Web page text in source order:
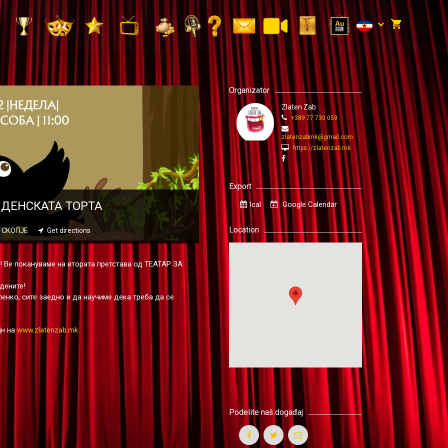
ТОРТА
СКОПЈЕ Get directions
покануваме на втората претстава од ТЕАТАР ЗА
сите заедно и да научиме дека треба да се
на www.zlatenzab.mk
Organizator
Zlaten Zab
+389 77 730 059
zlatenzabmk@gmail.com
https://zlatenzab.mk
Export
Ical Google Calendar
Location
Podelite naš događaj